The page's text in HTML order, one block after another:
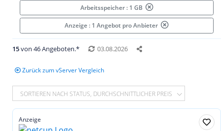
Arbeitsspeicher : 1 GB
Anzeige : 1 Angebot pro Anbieter
15von 46 Angeboten.* 03.08.2026
Zurück zum vServer Vergleich
SORTIEREN NACH STATUS, DURCHSCHNITTLICHER PREIS
Anzeige